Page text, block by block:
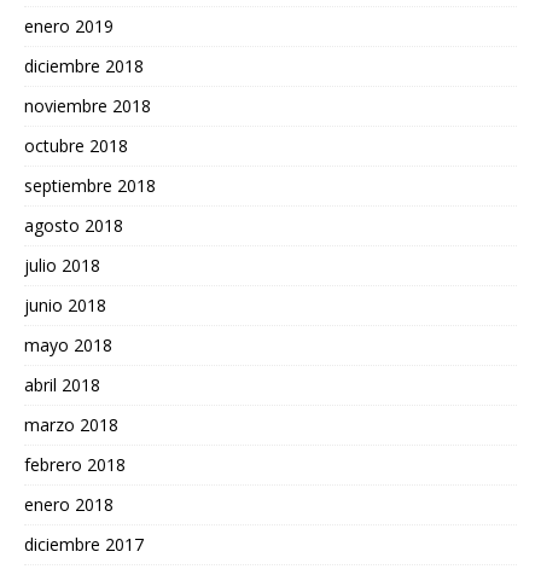
enero 2019
diciembre 2018
noviembre 2018
octubre 2018
septiembre 2018
agosto 2018
julio 2018
junio 2018
mayo 2018
abril 2018
marzo 2018
febrero 2018
enero 2018
diciembre 2017